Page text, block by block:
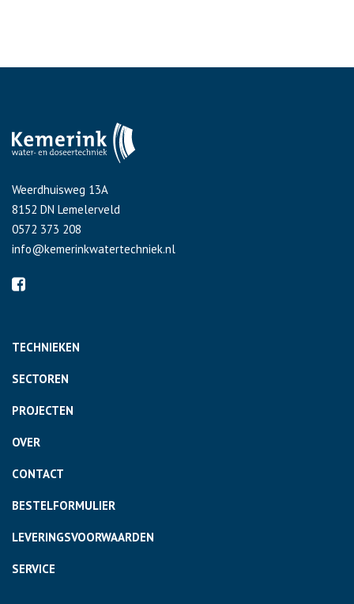
Weerdhuisweg 13A
8152 DN Lemelerveld
0572 373 208
info@kemerinkwatertechniek.nl
TECHNIEKEN
SECTOREN
PROJECTEN
OVER
CONTACT
BESTELFORMULIER
LEVERINGSVOORWAARDEN
SERVICE